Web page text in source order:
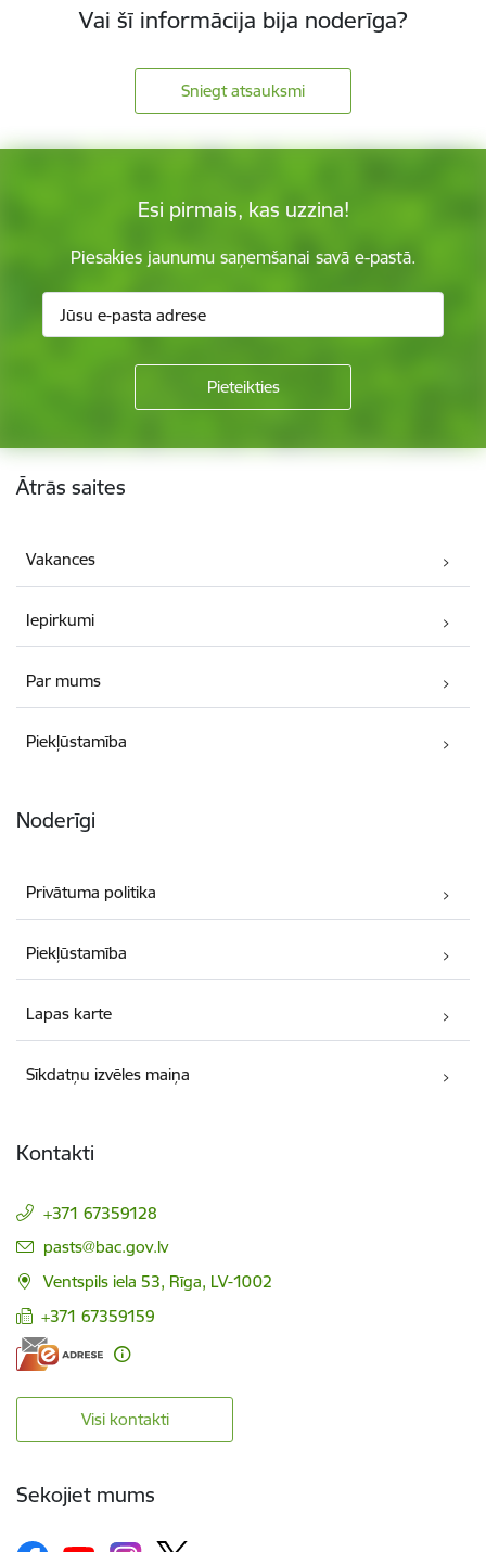
Vai šī informācija bija noderīga?
Sniegt atsauksmi
Esi pirmais, kas uzzina!
Piesakies jaunumu saņemšanai savā e-pastā.
Kājene
Ātrās saites
Vakances
Iepirkumi
Par mums
Piekļūstamība
Noderīgi
Privātuma politika
Piekļūstamība
Lapas karte
Sīkdatņu izvēles maiņa
Kontakti
+371 67359128
E-pasts:
pasts@bac.gov.lv
Ventspils iela 53, Rīga, LV-1002
+371 67359159
Visi kontakti
Sekojiet mums